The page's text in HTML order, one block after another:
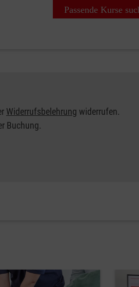
Passende Kurse
Widerrufsbelehrung widerrufen.
Buchung.